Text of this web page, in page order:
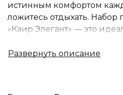
истинным комфортом
ложитесь отдыхать. Набор
«Каир Элегант» — это
в мире текстиля,